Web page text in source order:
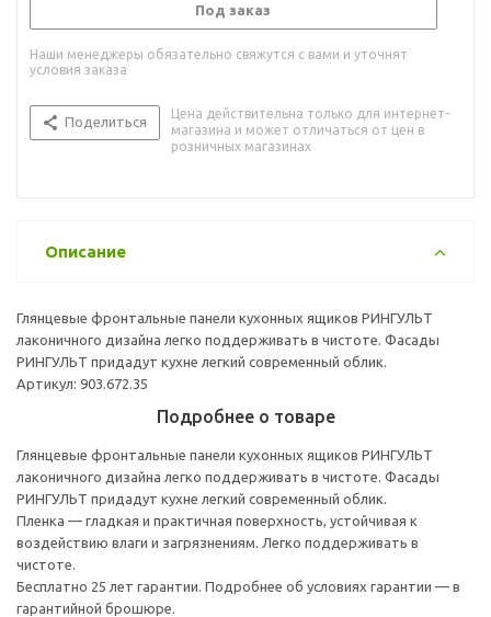
Под заказ
Наши менеджеры обязательно свяжутся с вами и уточнят
условия заказа
Поделиться
Цена действительна только для интернет-
магазина и может отличаться от цен в
розничных магазинах
Описание
Глянцевые фронтальные панели кухонных ящиков РИНГУЛЬТ
лаконичного дизайна легко поддерживать в чистоте. Фасады
РИНГУЛЬТ придадут кухне легкий современный облик.
Артикул: 903.672.35
Подробнее о товаре
Глянцевые фронтальные панели кухонных ящиков РИНГУЛЬТ
лаконичного дизайна легко поддерживать в чистоте. Фасады
РИНГУЛЬТ придадут кухне легкий современный облик.
Пленка — гладкая и практичная поверхность, устойчивая к
воздействию влаги и загрязнениям. Легко поддерживать в
чистоте.
Бесплатно 25 лет гарантии. Подробнее об условиях гарантии — в
гарантийной брошюре.